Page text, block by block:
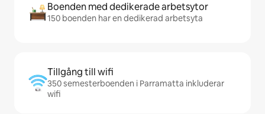
Boenden med dedikerade arbetsytor
150 boenden har en dedikerad arbetsyta
Tillgång till wifi
350 semesterboenden i Parramatta inkluderar
wifi